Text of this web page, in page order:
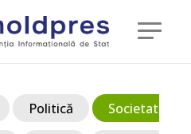
Politică Societate